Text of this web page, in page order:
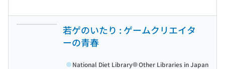
若ゲのいたり : ゲームクリエイタ
ーの青春
National Diet Library Other Libraries in Japan